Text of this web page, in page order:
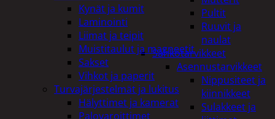
Pultit
Ruuvit ja
naulat
Sähkötarvikkeet
Asennustarvikkeet
Nippusiteet ja
kiinnikkeet
Sulakkeet ja
Kynät ja kumit
Laminointi
Liimat ja teipit
Muistitaulut ja magneetit
Sakset
Vihkot ja paperit
Turvajärjestelmät ja lukitus
Hälyttimet ja kamerat
Palovaroittimet